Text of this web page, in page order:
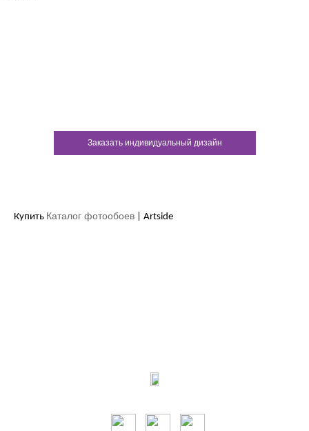
Заказать индивидуальный дизайн
Купить Каталог фотообоев | Artside